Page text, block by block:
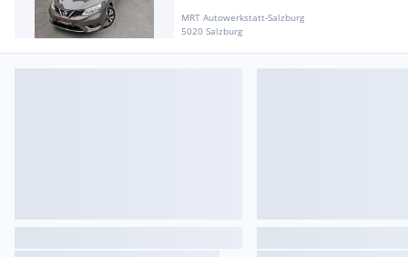
MRT Autowerkstatt-Salzburg
5020 Salzburg